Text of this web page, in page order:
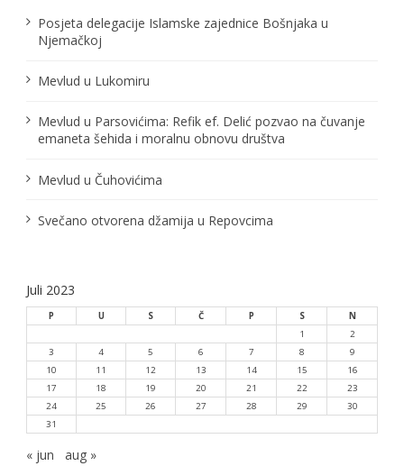
Posjeta delegacije Islamske zajednice Bošnjaka u
Njemačkoj
Mevlud u Lukomiru
Mevlud u Parsovićima: Refik ef. Delić pozvao na čuvanje
emaneta šehida i moralnu obnovu društva
Mevlud u Čuhovićima
Svečano otvorena džamija u Repovcima
Juli 2023
P U S Č P S
N
1
2
3
4 5 6 7 8
9
10
11 12 13 14 15
16
17
18 19 20 21 22
23
24
25 26 27 28 29
30
31
« jun aug »